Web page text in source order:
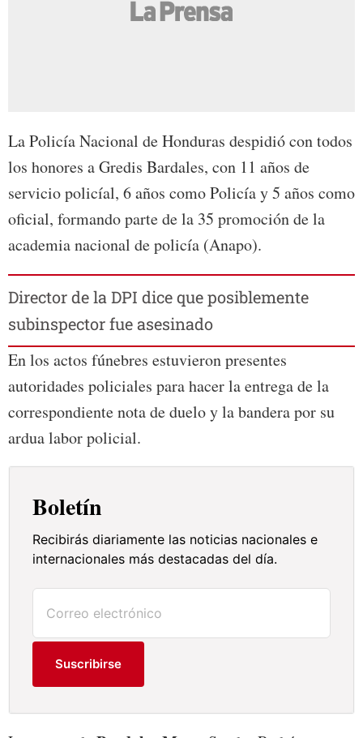
La Policía Nacional de Honduras despidió con todos
los honores a Gredis Bardales, con 11 años de
servicio policíal, 6 años como Policía y 5 años como
oficial, formando parte de la 35 promoción de la
academia nacional de policía (Anapo).
Director de la DPI dice que posiblemente
subinspector fue asesinado
En los actos fúnebres estuvieron presentes
autoridades policiales para hacer la entrega de la
correspondiente nota de duelo y la bandera por su
ardua labor policial.
Boletín
Recibirás diariamente las noticias nacionales e
internacionales más destacadas del día.
Suscribirse